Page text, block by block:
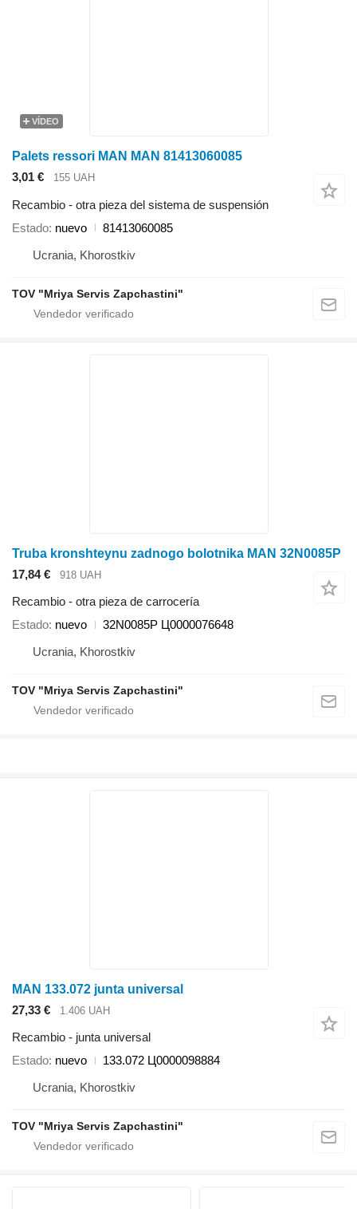
VÍDEO
Palets ressori MAN MAN 81413060085
3,01 €
155 UAH
Recambio - otra pieza del sistema de suspensión
Estado nuevo
81413060085
Ucrania, Khorostkiv
TOV "Mriya Servis Zapchastini"
Truba kronshteynu zadnogo bolotnika MAN 32N0085P
17,84 €
918 UAH
Recambio - otra pieza de carrocería
Estado nuevo
32N0085P Ц0000076648
Ucrania, Khorostkiv
TOV "Mriya Servis Zapchastini"
MAN 133.072 junta universal
27,33 €
1.406 UAH
Recambio - junta universal
Estado nuevo
133.072 Ц0000098884
Ucrania, Khorostkiv
TOV "Mriya Servis Zapchastini"